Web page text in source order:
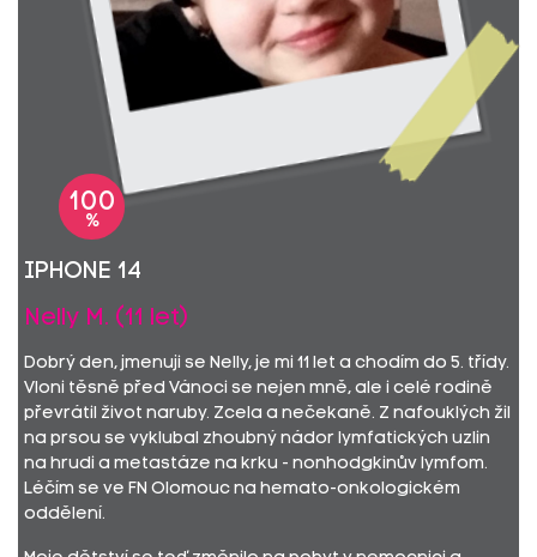
100
%
iPhone 14
Nelly M. (11 let)
Dobrý den, jmenuji se Nelly, je mi 11 let a chodím do 5. třídy.
Vloni těsně před Vánoci se nejen mně, ale i celé rodině
převrátil život naruby. Zcela a nečekaně. Z nafouklých žil
na prsou se vyklubal zhoubný nádor lymfatických uzlin
na hrudi a metastáze na krku - nonhodgkinův lymfom.
Léčím se ve FN Olomouc na hemato-onkologickém
oddělení.